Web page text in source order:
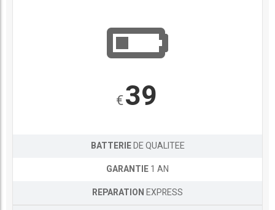
€39
BATTERIEDE QUALITEE
GARANTIE1 AN
REPARATIONEXPRESS